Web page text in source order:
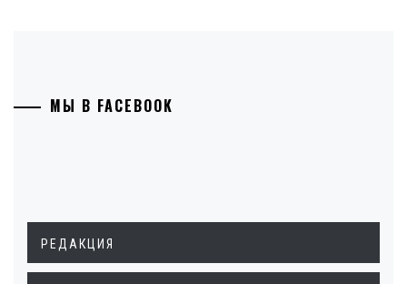
МЫ В FACEBOOK
РЕДАКЦИЯ